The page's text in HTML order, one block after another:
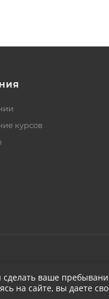
курсов
ваше
на сайте, вы даете